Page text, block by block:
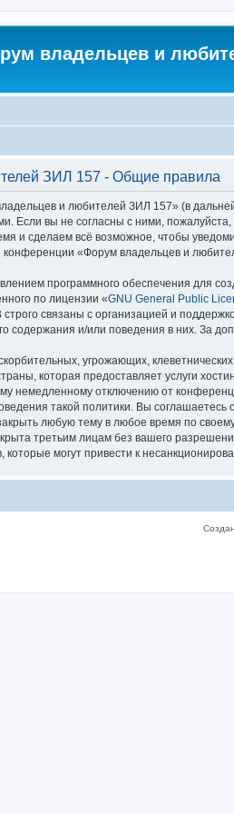
владельцев и
ЗИЛ 157 - Общие правила
и любителей ЗИЛ 157» (в
Если вы не согласны с ними,
и сделаем всё возможное, чтобы
конференции «Форум владельцев и
программного обеспечения для
по лицензии «GNU General Public
связаны с организацией и
содержания и/или поведения в них. За
угрожающих,
которая предоставляет услуги
немедленному отключению от
такой политики. Вы
любую тему в любое время по
третьим лицам без вашего
которые могут привести к